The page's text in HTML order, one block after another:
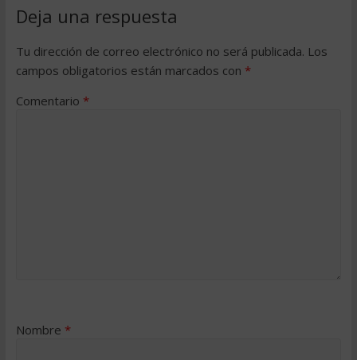
Deja una respuesta
Tu dirección de correo electrónico no será publicada. Los
campos obligatorios están marcados con *
Comentario *
Nombre *